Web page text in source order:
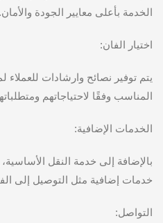
الخدمة بأعلى معايير الجودة والأمان.
اختيار الفان:
يتم توفير نصائح وارشادات للعملاء
المناسب وفقًا لاحتياجاتهم
الخدمات الإضافية:
بالإضافة إلى خدمة النقل
خدمات إضافية مثل التوصيل إلى
التواصل: